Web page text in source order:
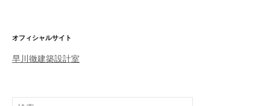
ゲ
ー
ョ
オフィシャルサイト
早川徹建築設計室
検